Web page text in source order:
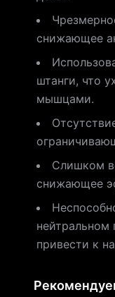
снижающее
штанги, что
мышцами.
Слишком
снижающее
привести к